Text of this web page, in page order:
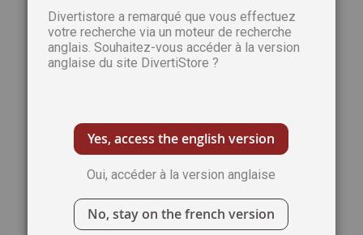
galerie
d’images
Divertistore a remarqué que vous effectuez
votre recherche via un moteur de recherche
anglais. Souhaitez-vous accéder à la version
anglaise du site DivertiStore ?
Yes, access the english version
Oui, accéder à la version anglaise
No, stay on the french version